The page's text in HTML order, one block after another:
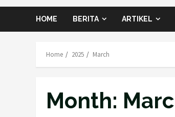
HOME BERITA ARTIKEL
Home 2025 March
Month: